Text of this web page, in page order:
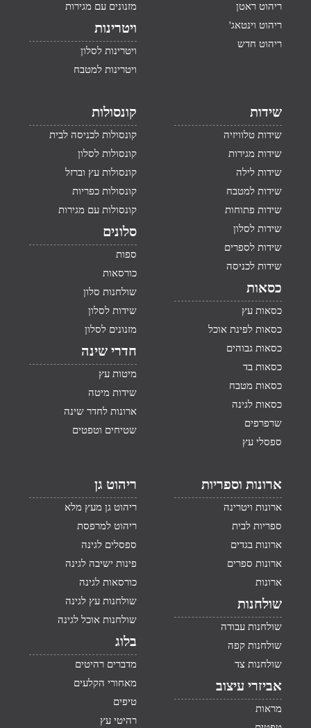
ריהוט ראטן
ריהוט וינטאג'
ריהוט חדש
מזנונים עם מגירות
ויטרינות
ויטרינות לסלון
ויטרינות למטבח
שידות
שידות טלוויזיה
שידות מגירות
שידות לילה
שידות למטבח
שידות פתוחות
שידות לסלון
שידות לספרים
שידות לכניסה
כסאות
כסאות עץ
כסאות לפינת אוכל
כסאות גבוהים
כסאות בד
כסאות מטבח
כסאות לגינה
שרפרפים
ספסלי עץ
קונסולות
קונסולות לכניסה לבית
קונסולות לסלון
קונסולות עץ וברזל
קונסולות כפריות
קונסולות עם מגירות
סלונים
ספות
כורסאות
שולחנות סלון
שידות לסלון
מזנונים לסלון
חדרי שינה
מיטות עץ
שידות מיטה
ארונות לחדר שינה
שטיחים וטפטים
ארונות וספריות
ארונות ויטרינה
ספריות לבית
ארונות בגדים
ארונות ספרים
ארונות
שולחנות
שולחנות עבודה
שולחנות קפה
שולחנות צד
אביזרי עיצוב
מראות
ריהוט גן
ריהוט גן מעץ מלא
ריהוט למרפסת
ספסלים לגינה
פינות ישיבה לגינה
כורסאות לגינה
שולחנות עץ לגינה
שולחנות אוכל לגינה
בלוג
מדברים רהיטים
מאחורי הקלעים
טיפים
רהיטי עץ